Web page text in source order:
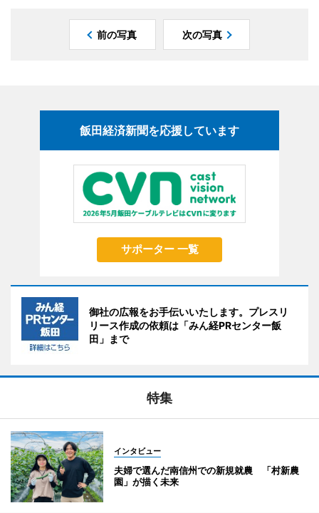
前の写真 次の写真
飯田経済新聞を応援しています
サポーター 一覧
御社の広報をお手伝いいたします。プレスリ
リース作成の依頼は「みん経PRセンター飯
田」まで
特集
インタビュー
夫婦で選んだ南信州での新規就農 「村新農
園」が描く未来